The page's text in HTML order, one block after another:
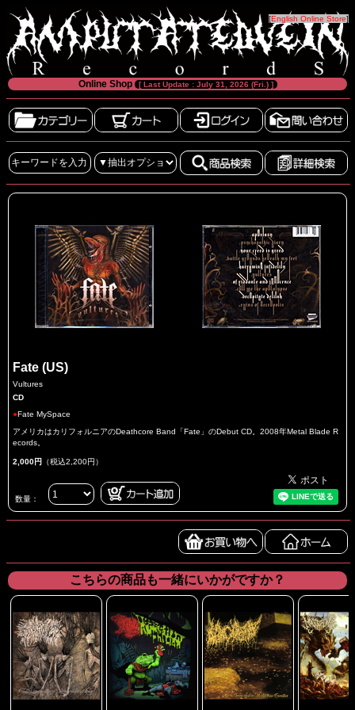
[English Online Store]
Online Shop [ Last Update : July 31, 2026 (Fri.) ]
Fate (US)
Vultures
CD
●Fate MySpace
アメリカはカリフォルニアのDeathcore Band「Fate」のDebut CD。2008年Metal Blade R
ecords。
2,000円 （税込2,200円）
数量：
こちらの商品も一緒にいかがですか？